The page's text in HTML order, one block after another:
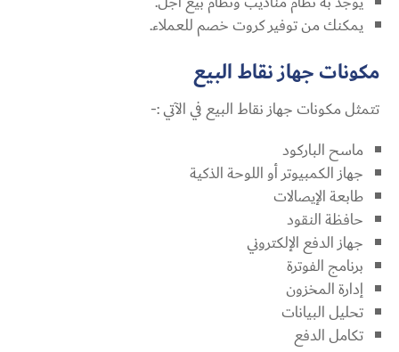
يمكنك من توفير كروت خصم للعملاء.
مكونات جهاز نقاط البيع
تتمثل مكونات جهاز نقاط البيع في الآتي :-
ماسح الباركود
جهاز الكمبيوتر أو اللوحة الذكية
طابعة الإيصالات
حافظة النقود
جهاز الدفع الإلكتروني
برنامج الفوترة
إدارة المخزون
تحليل البيانات
تكامل الدفع